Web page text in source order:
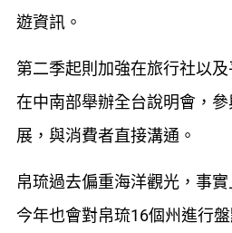
遊資訊。
第二季起則加強在旅行社以
在中南部舉辦全台說明會，
展，與消費者直接溝通。
帛琉過去偏重海洋觀光，事
今年也會對帛琉16個州進行